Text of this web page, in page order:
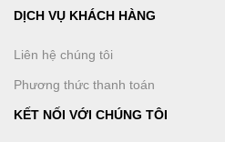
DỊCH VỤ KHÁCH HÀNG
Liên hệ chúng tôi
Phương thức thanh toán
KẾT NỐI VỚI CHÚNG TÔI